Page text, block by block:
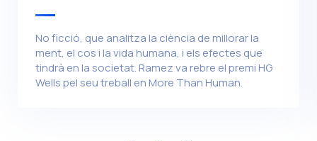
No ficció, que analitza la ciència de millorar la
ment, el cos i la vida humana, i els efectes que
tindrà en la societat. Ramez va rebre el premi HG
Wells pel seu treball en More Than Human.